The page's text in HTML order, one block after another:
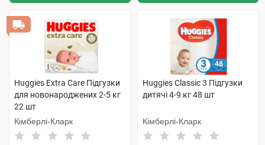
Huggies Extra Care Підгузки
для новонароджених 2-5 кг
22 шт
Кімберлі-Кларк
Huggies Classic 3 Підгузки
дитячі 4-9 кг 48 шт
Кімберлі-Кларк